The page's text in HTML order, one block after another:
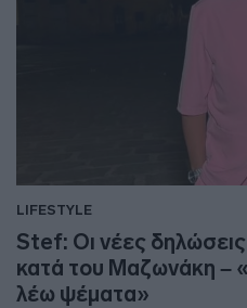
LIFESTYLE
Stef: Οι νέες
κατά του Μαζωνάκη –
λέω ψέματα»